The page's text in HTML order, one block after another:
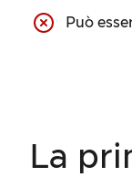
Può
La